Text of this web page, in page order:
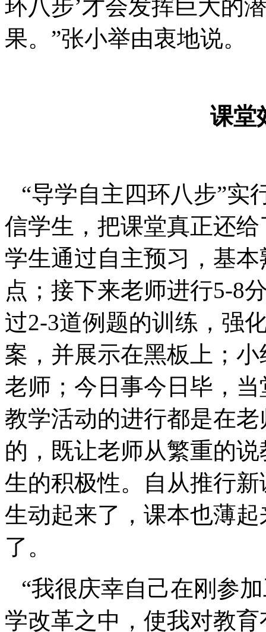
环八步’才会发挥巨大的
果。”张小举由衷地说。
课堂
“导学自主四环八步”实
信学生，把课堂真正还
学生通过自主预习，基
点；接下来老师进行5-8
过2-3道例题的训练，强
案，并展示在黑板上；
老师；今日事今日毕，
教学活动的进行都是在
的，既让老师从繁重的
生的积极性。自从推行
生动起来了，课本也薄
了。
“我很庆幸自己在刚参
学改革之中，使我对教